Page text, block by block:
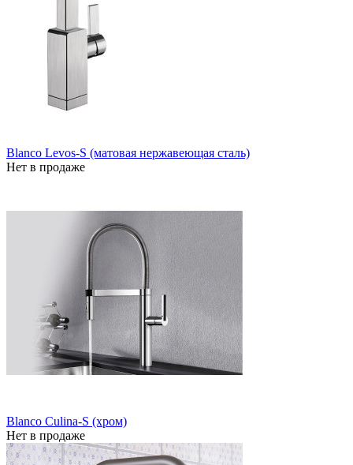
Blanco Levos-S (матовая нержавеющая сталь)
Нет в продаже
Blanco Culina-S (хром)
Нет в продаже